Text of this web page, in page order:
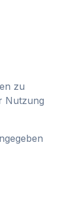
zu
Nutzung